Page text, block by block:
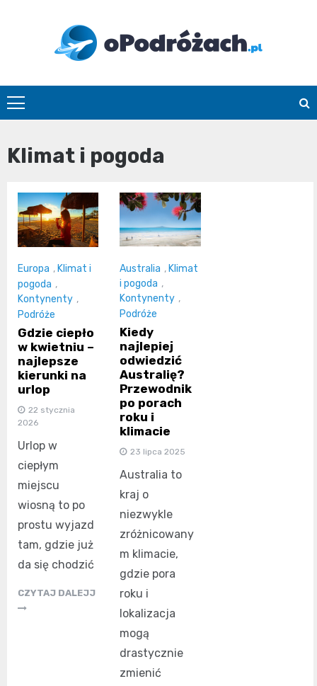
O
Podróżach
Klimat i pogoda
Europa ,Klimat i
pogoda ,
Kontynenty ,
Podróże
Gdzie ciepło
w kwietniu –
najlepsze
kierunki na
urlop
22 stycznia
2026
Urlop w
ciepłym
miejscu
wiosną to po
prostu wyjazd
tam, gdzie już
da się chodzić
CZYTAJ DALEJJ
Australia , Klimat
i pogoda ,
Kontynenty ,
Podróże
Kiedy
najlepiej
odwiedzić
Australię?
Przewodnik
po porach
roku i
klimacie
23 lipca 2025
Australia to
kraj o
niezwykle
zróżnicowany
m klimacie,
gdzie pora
roku i
lokalizacja
mogą
drastycznie
zmienić